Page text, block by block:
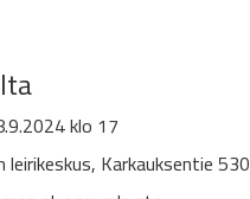
klo 17
leirikeskus, Karkauksentie 530